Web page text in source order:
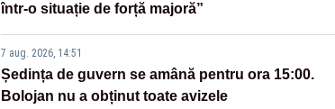
într-o situație de forță majoră”
7 aug. 2026, 14:51
Ședința de guvern se amână pentru ora 15:00.
Bolojan nu a obținut toate avizele